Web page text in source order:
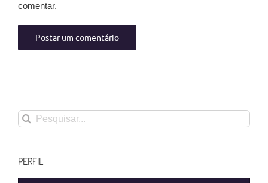
comentar.
Buscar
resultados
PERFIL